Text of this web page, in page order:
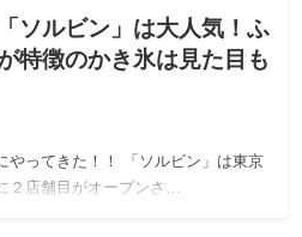
ソルビン」は大人気！ふ
特徴のかき氷は見た目も
やってきた！！ 「ソルビン」は東京
２店舗目がオープンさ…